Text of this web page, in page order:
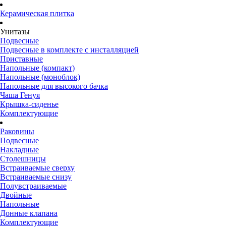
Керамическая плитка
Унитазы
Подвесные
Подвесные в комплекте с инсталляцией
Приставные
Напольные (компакт)
Напольные (моноблок)
Напольные для высокого бачка
Чаша Генуя
Крышка-сиденье
Комплектующие
Раковины
Подвесные
Накладные
Столешницы
Встраиваемые сверху
Встраиваемые снизу
Полувстраиваемые
Двойные
Напольные
Донные клапана
Комплектующие